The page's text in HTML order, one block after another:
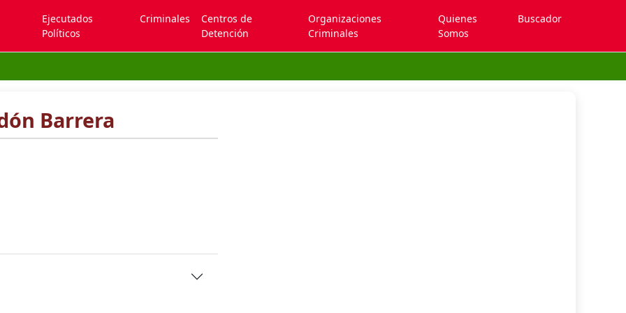
Ejecutados
Políticos
Criminales
Centros de
Detención
Organizaciones
Criminales
Quienes
Somos
Buscador
Barrera